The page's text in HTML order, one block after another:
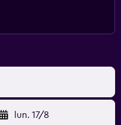
lun. 17/8